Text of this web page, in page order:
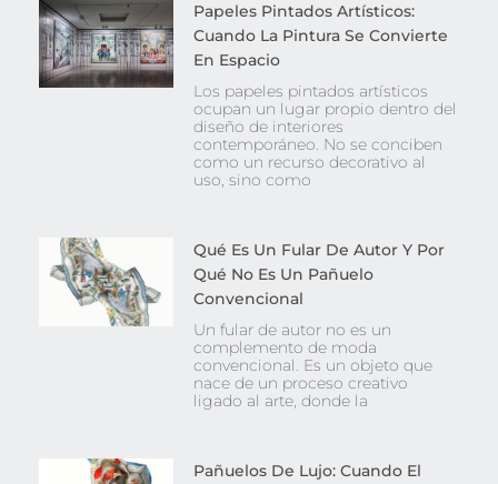
Papeles Pintados Artísticos:
Cuando La Pintura Se Convierte
En Espacio
Los papeles pintados artísticos
ocupan un lugar propio dentro del
diseño de interiores
contemporáneo. No se conciben
como un recurso decorativo al
uso, sino como
Qué Es Un Fular De Autor Y Por
Qué No Es Un Pañuelo
Convencional
Un fular de autor no es un
complemento de moda
convencional. Es un objeto que
nace de un proceso creativo
ligado al arte, donde la
Pañuelos De Lujo: Cuando El